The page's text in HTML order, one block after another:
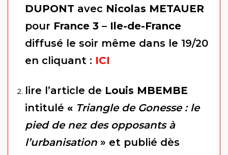
DUPONT avec Nicolas METAUER
pour France 3 – Ile-de-France
diffusé le soir même dans le 19/20
en cliquant : ICI
lire l’article de Louis MBEMBE
intitulé « Triangle de Gonesse : le
pied de nez des opposants à
l’urbanisation » et publié dès